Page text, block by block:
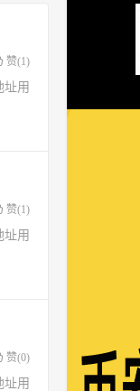
赞(1)
址用
赞(1)
址用
赞(0)
址用